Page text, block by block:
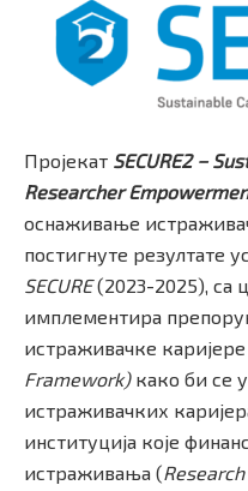
Пројекат SECURE2 −
Researcher
оснаживање
постигнуте резултате
SECURE(2023-2025), са
имплементира
истраживачке
Framework) како би се
истраживачких
институција које
истраживања (